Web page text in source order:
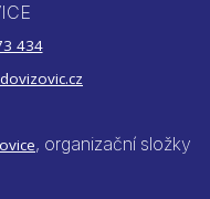
434
, organizační složky